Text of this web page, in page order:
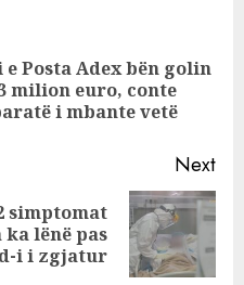
Posta Adex bën golin
milion euro, conte
i mbante vetë
Next
simptomat
ka lënë pas
i i zgjatur